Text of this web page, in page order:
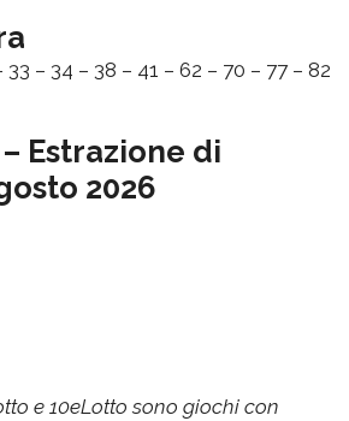
33 – 34 – 38 – 41 – 62 – 70 – 77 – 82
Estrazione di
2026
e 10eLotto sono giochi con